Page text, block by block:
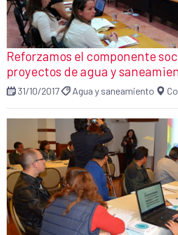
Reforzamos el componente
proyectos de agua y
31/10/2017 Agua y saneamiento